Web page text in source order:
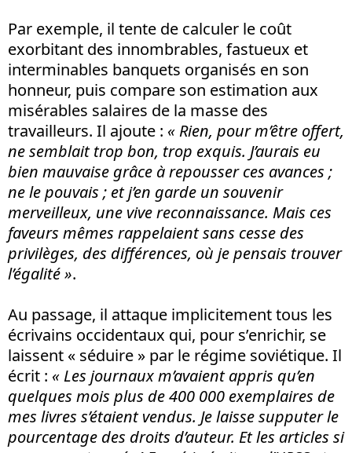
Par exemple, il tente de calculer le coût
exorbitant des innombrables, fastueux et
interminables banquets organisés en son
honneur, puis compare son estimation aux
misérables salaires de la masse des
travailleurs. Il ajoute : « Rien, pour m’être offert,
ne semblait trop bon, trop exquis. J’aurais eu
bien mauvaise grâce à repousser ces avances ;
ne le pouvais ; et j’en garde un souvenir
merveilleux, une vive reconnaissance. Mais ces
faveurs mêmes rappelaient sans cesse des
privilèges, des différences, où je pensais trouver
l’égalité ».
Au passage, il attaque implicitement tous les
écrivains occidentaux qui, pour s’enrichir, se
laissent « séduire » par le régime soviétique. Il
écrit : « Les journaux m’avaient appris qu’en
quelques mois plus de 400 000 exemplaires de
mes livres s’étaient vendus. Je laisse supputer le
pourcentage des droits d’auteur. Et les articles si